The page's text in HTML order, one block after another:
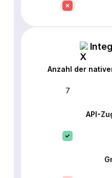
Anzahl der
7
API-